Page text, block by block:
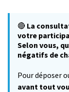
🔴 La
votre
Selon vous,
négatifs de
Pour déposer
avant tout